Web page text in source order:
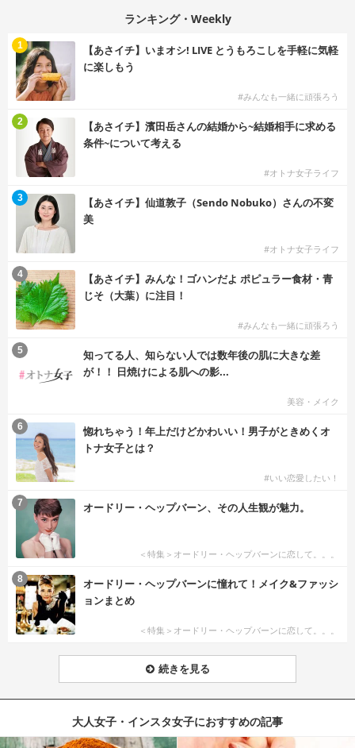
ランキング・Weekly
【あさイチ】いまオシ! LIVE とうもろこしを手軽に気軽
に楽しもう
#みんなも一緒に頑張ろう
1
【あさイチ】濱田岳さんの結婚から~結婚相手に求める
条件~について考える
#オトナ女子ライフ
2
【あさイチ】仙道敦子（Sendo Nobuko）さんの不変
美
#オトナ女子ライフ
3
【あさイチ】みんな！ゴハンだよ ポピュラー食材・青
じそ（大葉）に注目！
#みんなも一緒に頑張ろう
4
知ってる人、知らない人では数年後の肌に大きな差
が！！ 日焼けによる肌への影...
美容・メイク
5
惚れちゃう！年上だけどかわいい！男子がときめくオ
トナ女子とは？
#いい恋愛したい！
6
オードリー・ヘップバーン、その人生観が魅力。
＜特集＞オードリー・ヘップバーンに恋して。。。
7
オードリー・ヘップバーンに憧れて！メイク&ファッシ
ョンまとめ
＜特集＞オードリー・ヘップバーンに恋して。。。
8
続きを見る
大人女子・インスタ女子におすすめの記事